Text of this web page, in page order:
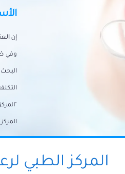
إن
وفي
المركز الطبي